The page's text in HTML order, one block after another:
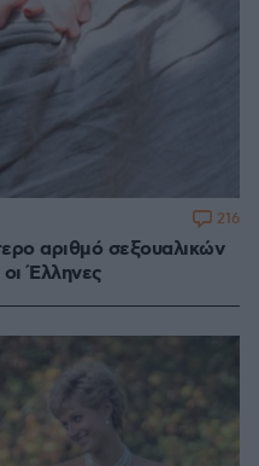
αριθμό σεξουαλικών
Έλληνες
216